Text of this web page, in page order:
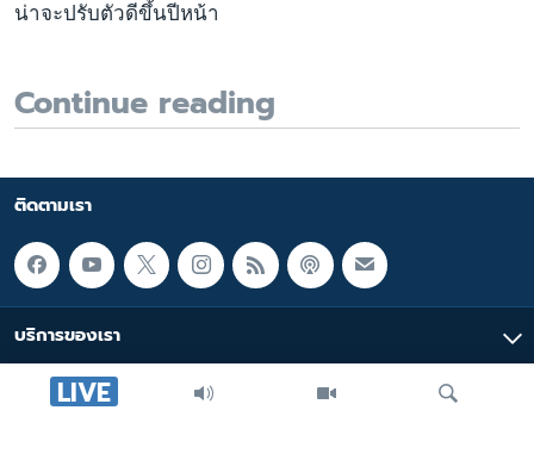
LIVE
น่าจะปรับตัวดีขึ้นปีหน้า
Continue reading
ติดตามเรา
บริการของเรา
มัลติมีเดีย